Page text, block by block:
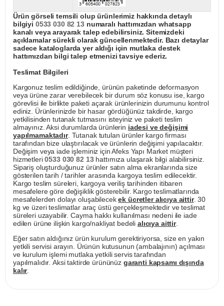
Ürün görseli temsili olup ürünlerimiz hakkında detaylı
bilgiyi 0533 030 82 13numaralı hattımızdan whatsapp
kanalı veya arayarak talep edebilirsiniz. Sitemizdeki
açıklamalar sürekli olarak güncellenmektedir. Bazı detaylar
sadece kataloglarda yer aldığı için mutlaka destek
hattımızdan bilgi talep etmenizi tavsiye ederiz.
Teslimat Bilgileri
Kargonuz teslim edildiğinde, ürünün paketinde deformasyon
veya ürüne zarar verebilecek bir durum söz konusu ise, kargo
görevlisi ile birlikte paketi açarak ürünlerinizin durumunu kontrol
ediniz. Ürünlerinizde bir hasar gördüğünüz takdirde, kargo
yetkilisinden tutanak tutmasını isteyiniz ve paketi teslim
almayınız. Aksi durumlarda ürünlerin iadesi ve değişimi
yapılmamaktadır. Tutanak tutulan ürünler kargo firması
tarafından bize ulaştırılacak ve ürünlerin değişimi yapılacaktır.
Değişim veya iade işleminiz için Afeks Yapı Market müşteri
hizmetleri0533 030 82 13hattımıza ulaşarak bilgi alabilirsiniz.
Sipariş oluşturduğunuz ürünler satın alma ekranlarında size
gösterilen tarih / tarihler arasında kargoya teslim edilecektir.
Kargo teslim süreleri, kargoya veriliş tarihinden itibaren
mesafelere göre değişiklik gösterebilir. Kargo teslimatlarında
mesafelerden dolayı oluşabilecekek ücretler alıcıya aittir. 30
kg ve üzeri teslimatlar araç üstü gerçekleşmektedir ve teslimat
süreleri uzayabilir. Cayma hakkı kullanılması nedeni ile iade
edilen ürüne ilişkin kargo/nakliyat bedeli alıcıya aittir.
Eğer satın aldığınız ürün kurulum gerektiriyorsa, size en yakın
yetkili servisi arayın. Ürünün kutusunun (ambalajının) açılması
ve kurulum işlemi mutlaka yetkili servis tarafından
yapılmalıdır. Aksi taktirde ürününüz garanti kapsamı dışında
kalır.